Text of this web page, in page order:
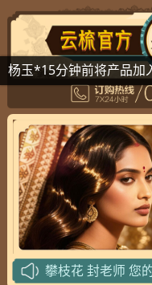
攀枝花封老师 您
杨玉*15分钟前将产品加